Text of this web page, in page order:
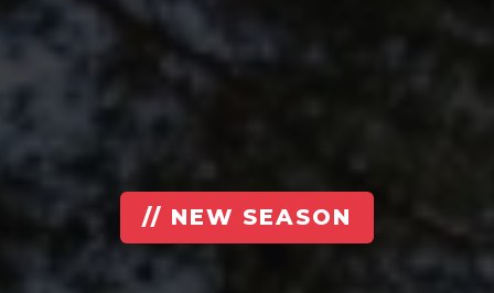
// NEW SEASON